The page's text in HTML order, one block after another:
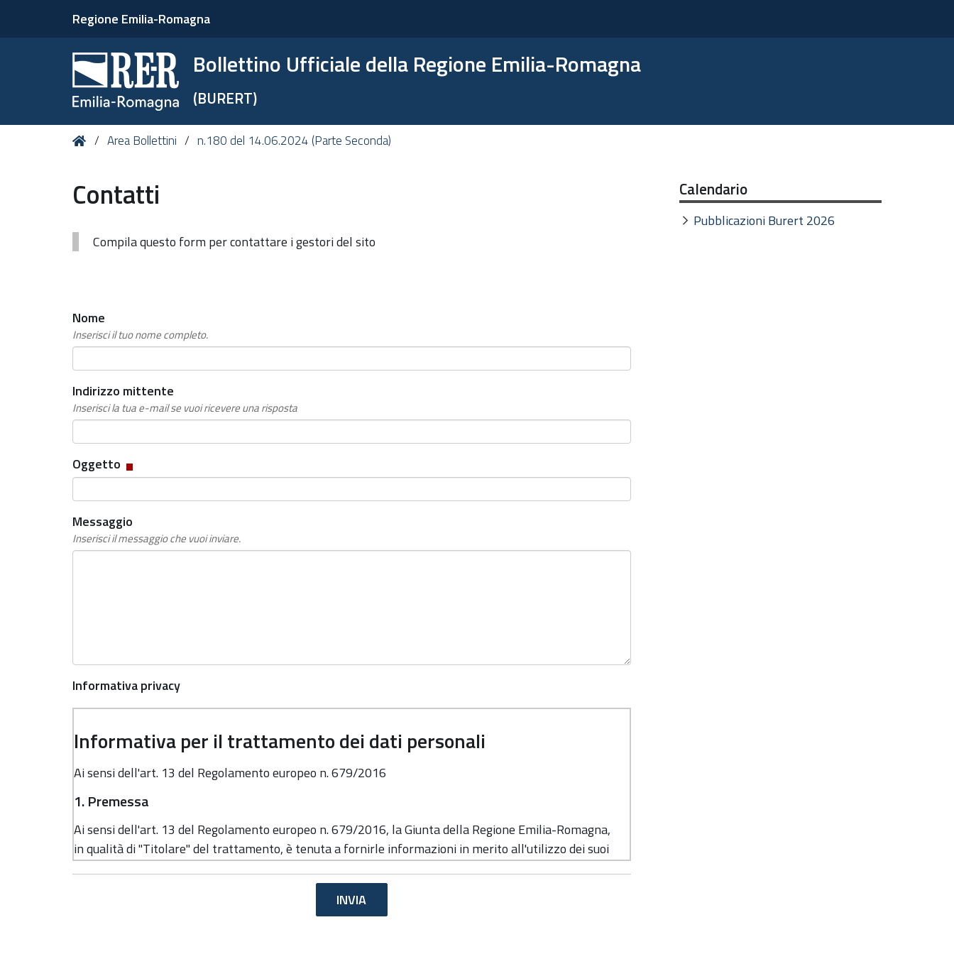
Regione Emilia-Romagna
Bollettino Ufficiale della Regione Emilia-Romagna
(BURERT)
Tu HomeArea Bollettini n.180 del 14.06.2024 (Parte Seconda)
Contatti
Compila questo form per contattare i gestori del sito
Nome
Inserisci il tuo nome completo.
Indirizzo mittente
Inserisci la tua e-mail se vuoi ricevere una risposta
Oggetto Campo
obbligatorio
Messaggio
Inserisci il messaggio che vuoi inviare.
Informativa privacy
Informativa per il trattamento dei dati personali
Ai sensi dell'art. 13 del Regolamento europeo n. 679/2016
1. Premessa
Ai sensi dell'art. 13 del Regolamento europeo n. 679/2016, la Giunta della Regione Emilia-Romagna,
in qualità di "Titolare" del trattamento, è tenuta a fornirle informazioni in merito all'utilizzo dei suoi
2. Identità e dati di contatto del titolare del trattamento
Calendario
Pubblicazioni Burert 2026